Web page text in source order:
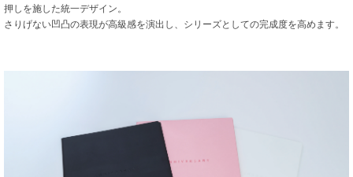
押しを施した統一デザイン。
さりげない凹凸の表現が高級感を演出し、シリーズとしての完成度を高めます。